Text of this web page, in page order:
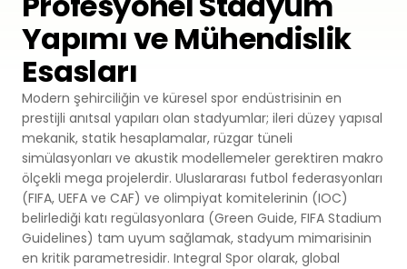
Atletizm Pistleri
Padel Kortları
Padel Kulüpler
Padbol Kortları
Pickleball Kortları
Premium
Monoturf
PowerGrass
DuoGrass
Non-Infill
Padel Çimi
Sprey Kaplama
Full PU Sistem
PU Sistem
Spor Parke
Spor PVC Sistem
Akrilik Kaplama
SBR
Drenajlı Shockpad
PE Shockpad
Silis Kumu
Yapımı ve Mühendislik
Esasları
Modern şehirciliğin ve küresel spor endüstrisinin en
prestijli anıtsal yapıları olan stadyumlar; ileri düzey yapısal
mekanik, statik hesaplamalar, rüzgar tüneli
simülasyonları ve akustik modellemeler gerektiren makro
ölçekli mega projelerdir. Uluslararası futbol federasyonları
(FIFA, UEFA ve CAF) ve olimpiyat komitelerinin (IOC)
belirlediği katı regülasyonlara (Green Guide, FIFA Stadium
Guidelines) tam uyum sağlamak, stadyum mimarisinin
en kritik parametresidir. Integral Spor olarak, global